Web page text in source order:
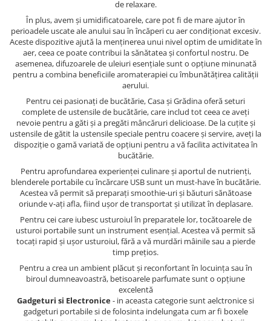
de relaxare.
În plus, avem și umidificatoarele, care pot fi de mare ajutor în
perioadele uscate ale anului sau în încăperi cu aer condiționat excesiv.
Aceste dispozitive ajută la menținerea unui nivel optim de umiditate în
aer, ceea ce poate contribui la sănătatea și confortul nostru. De
asemenea, difuzoarele de uleiuri esențiale sunt o opțiune minunată
pentru a combina beneficiile aromaterapiei cu îmbunătățirea calității
aerului.
Pentru cei pasionați de bucătărie, Casa și Grădina oferă seturi
complete de ustensile de bucătărie, care includ tot ceea ce aveți
nevoie pentru a găti și a pregăti mâncăruri delicioase. De la cuțite și
ustensile de gătit la ustensile speciale pentru coacere și servire, aveți la
dispoziție o gamă variată de opțiuni pentru a vă facilita activitatea în
bucătărie.
Pentru aprofundarea experienței culinare și aportul de nutrienți,
blenderele portabile cu încărcare USB sunt un must-have în bucătărie.
Acestea vă permit să preparați smoothie-uri și băuturi sănătoase
oriunde v-ați afla, fiind ușor de transportat și utilizat în deplasare.
Pentru cei care iubesc usturoiul în preparatele lor, tocătoarele de
usturoi portabile sunt un instrument esențial. Acestea vă permit să
tocați rapid și ușor usturoiul, fără a vă murdări mâinile sau a pierde
timp prețios.
Pentru a crea un ambient plăcut și reconfortant în locuința sau în
biroul dumneavoastră, betisoarele parfumate sunt o opțiune
excelentă
Gadgeturi si Electronice- in aceasta categorie sunt aelctronice si
gadgeturi portabile si de folosinta indelungata cum ar fi boxele